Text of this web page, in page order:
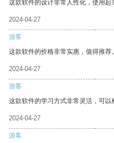
这款软件的设计非常人性化，使用起
2024-04-27
游客
这款软件的价格非常实惠，值得推荐。
2024-04-27
游客
这款软件的学习方式非常灵活，可以
2024-04-27
游客